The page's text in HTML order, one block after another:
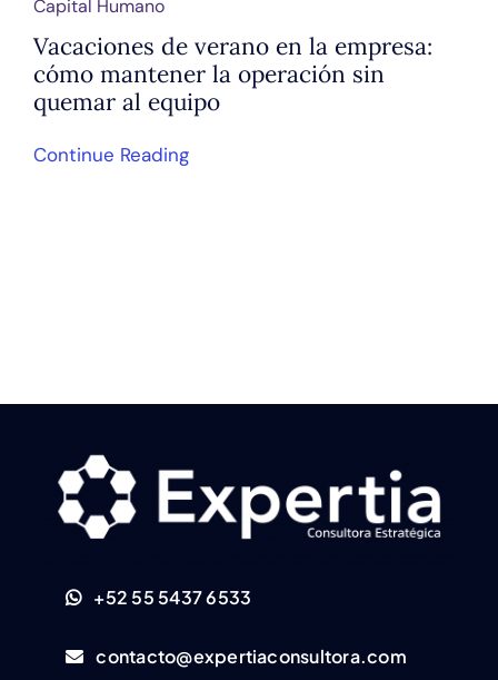
Capital Humano
Vacaciones de verano en la empresa:
cómo mantener la operación sin
quemar al equipo
Continue Reading
+52 55 5437 6533
contacto@expertiaconsultora.com